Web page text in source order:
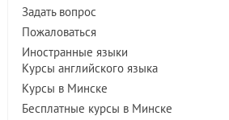
Задать вопрос
Пожаловаться
Иностранные языки
Курсы английского языка
Курсы в Минске
Бесплатные курсы в Минске